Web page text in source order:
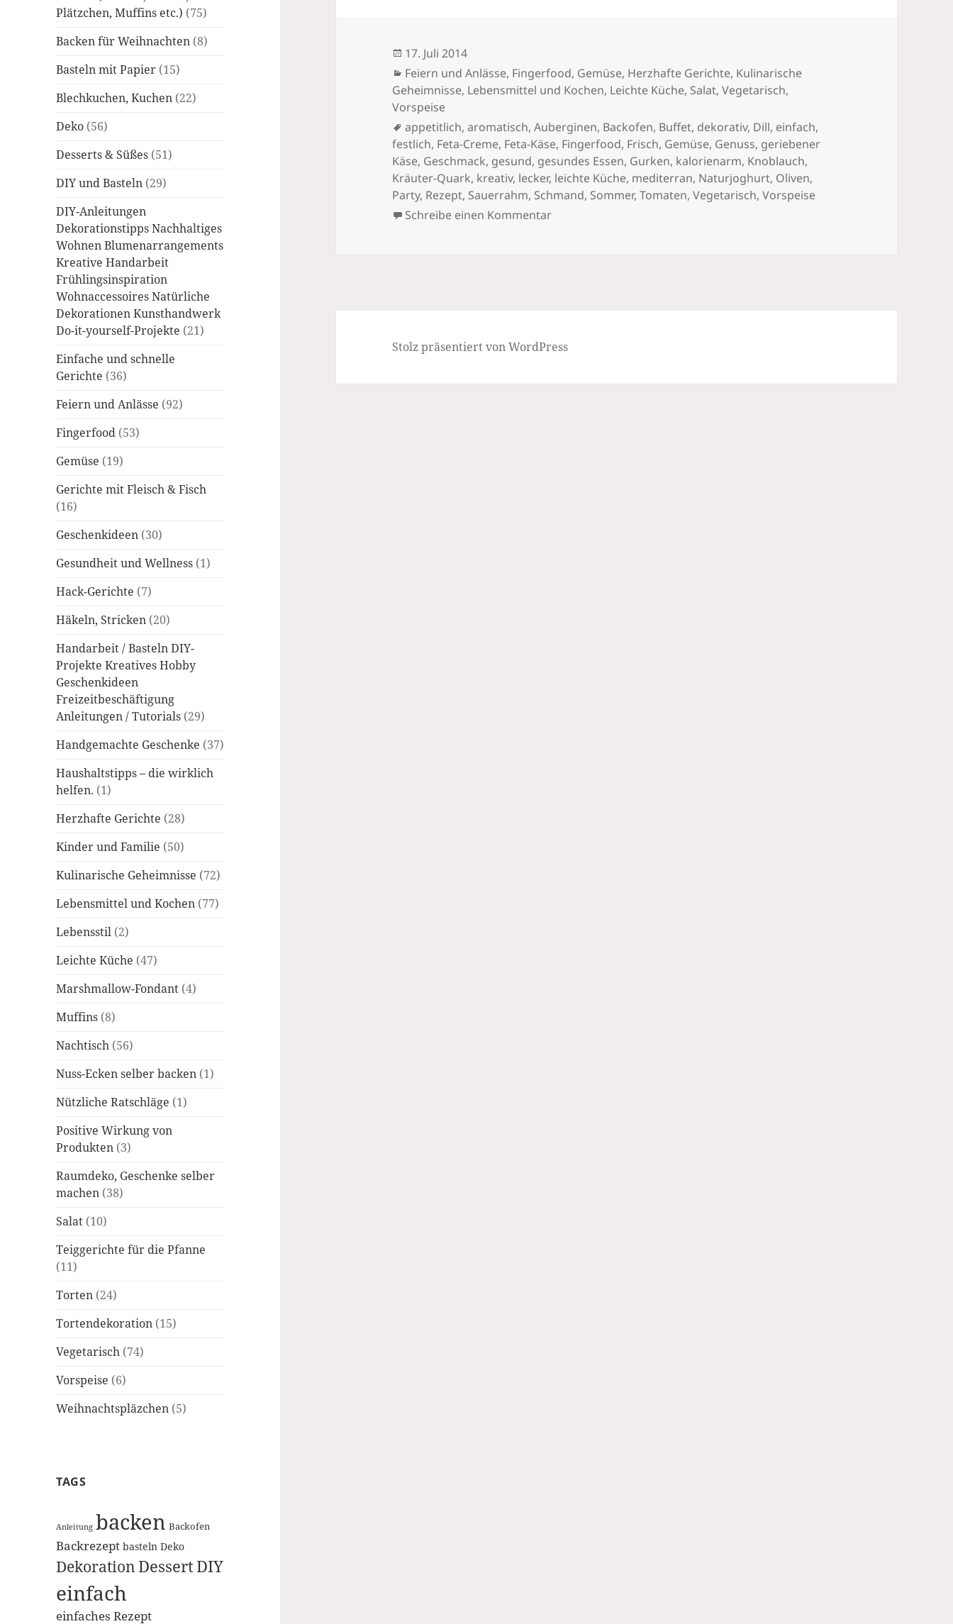
Plätzchen, Muffins etc.) (75)
Backen für Weihnachten (8)
Basteln mit Papier (15)
Blechkuchen, Kuchen (22)
Deko (56)
Desserts & Süßes (51)
DIY und Basteln (29)
DIY-Anleitungen
Dekorationstipps Nachhaltiges
Wohnen Blumenarrangements
Kreative Handarbeit
Frühlingsinspiration
Wohnaccessoires Natürliche
Dekorationen Kunsthandwerk
Do-it-yourself-Projekte (21)
Einfache und schnelle
Gerichte (36)
Feiern und Anlässe (92)
Fingerfood (53)
Gemüse (19)
Gerichte mit Fleisch & Fisch
(16)
Geschenkideen (30)
Gesundheit und Wellness (1)
Hack-Gerichte (7)
Häkeln, Stricken (20)
Handarbeit / Basteln DIY-
Projekte Kreatives Hobby
Geschenkideen
Freizeitbeschäftigung
Anleitungen / Tutorials (29)
Handgemachte Geschenke (37)
Haushaltstipps – die wirklich
helfen. (1)
Herzhafte Gerichte (28)
Kinder und Familie (50)
Kulinarische Geheimnisse (72)
Lebensmittel und Kochen (77)
Lebensstil (2)
Leichte Küche (47)
Marshmallow-Fondant (4)
Muffins (8)
Nachtisch (56)
Nuss-Ecken selber backen (1)
Nützliche Ratschläge (1)
Positive Wirkung von
Produkten (3)
Raumdeko, Geschenke selber
machen (38)
Salat (10)
Teiggerichte für die Pfanne
(11)
Torten (24)
Tortendekoration (15)
Vegetarisch (74)
Vorspeise (6)
Weihnachtspläzchen (5)
TAGS
Anleitung backen Backofen
Backrezept basteln Deko
DekorationDessertDIY
einfach
einfaches Rezept
Veröffentlicht
am
17. Juli 2014
Kategorien
Feiern und Anlässe, Fingerfood, Gemüse, Herzhafte Gerichte, Kulinarische
Geheimnisse, Lebensmittel und Kochen, Leichte Küche, Salat,Vegetarisch,
Vorspeise
Schlagwörter
appetitlich,aromatisch,Auberginen, Backofen, Buffet, dekorativ, Dill, einfach,
festlich, Feta-Creme, Feta-Käse, Fingerfood, Frisch, Gemüse, Genuss, geriebener
Käse, Geschmack, gesund, gesundes Essen, Gurken, kalorienarm, Knoblauch,
Kräuter-Quark, kreativ, lecker, leichte Küche, mediterran, Naturjoghurt, Oliven,
Party, Rezept, Sauerrahm, Schmand, Sommer,Tomaten,Vegetarisch,Vorspeise
Schreibe einen Kommentarzu Vorspeise „Pfau-Schwanz“
Stolz präsentiert von WordPress